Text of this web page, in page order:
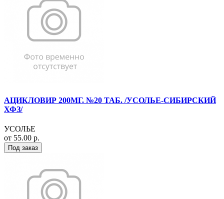
АЦИКЛОВИР 200МГ. №20 ТАБ. /УСОЛЬЕ-СИБИРСКИЙ
ХФЗ/
УСОЛЬЕ
от 55.00 р.
Под заказ